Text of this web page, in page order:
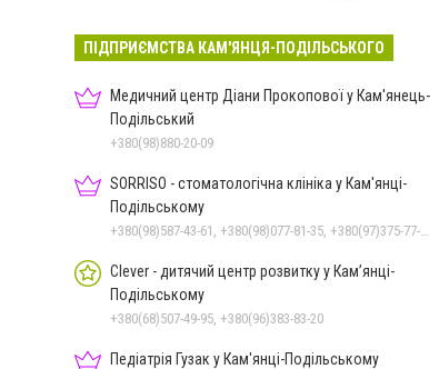
ПІДПРИЄМСТВА КАМ'ЯНЦЯ-ПОДІЛЬСЬКОГО
Медичний центр Діани Прокопової у Кам'янець-
Подільський
+380(98)880-20-09
SORRISO - стоматологічна клініка у Кам'янці-
Подільському
+380(98)587-43-61, +380(98)077-81-35, +380(97)375-77-72, +380(97)982-31-07
Clever - дитячий центр розвитку у Кам’янці-
Подільському
+380(68)507-49-95, +380(96)383-83-20
Педіатрія Гузак у Кам'янці-Подільському